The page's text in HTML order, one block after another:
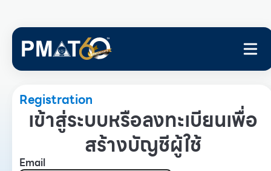
Registration
เข้าสู่ระบบหรือลงทะเบียนเพื่อ
สร้างบัญชีผู้ใช้
Email